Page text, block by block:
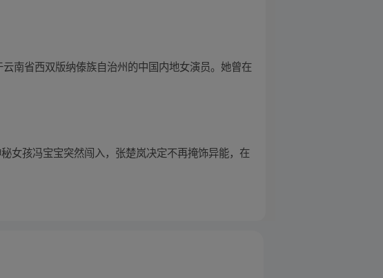
南省西双版纳傣族自治州的中国内地女演员。她曾在
女孩冯宝宝突然闯入，张楚岚决定不再掩饰异能，在